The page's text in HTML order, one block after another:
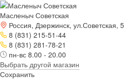
Масленыч Советская
Россия, Дзержинск, ул.Советская, 5
8 (831) 215-51-44
8 (831) 281-78-21
пн-вс 8.00 - 20.00
Выбрать другой магазин
Сохранить